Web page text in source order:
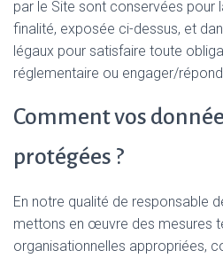
par le Site sont conservées pour
finalité, exposée ci-dessus, et
légaux pour satisfaire toute
réglementaire ou engager/
Comment vos
protégées ?
En notre qualité de responsable
mettons en œuvre des mesures
organisationnelles appropriées,